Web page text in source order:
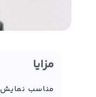
مزایا
مناسب نمایش